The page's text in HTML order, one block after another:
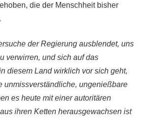
die der Menschheit bisher
der Regierung ausblendet, uns
verwirren, und sich auf das
diesem Land wirklich vor sich geht,
unmissverständliche, ungenießbare
es heute mit einer autoritären
ihren Ketten herausgewachsen ist